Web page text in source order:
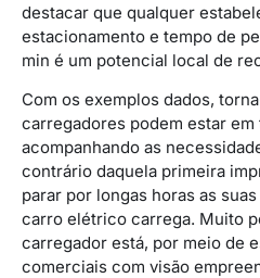
destacar que qualquer
estacionamento e tempo de
min é um potencial local de
Com os exemplos dados,
carregadores podem estar em
acompanhando as
contrário daquela primeira
parar por longas horas as
carro elétrico carrega. Muito
carregador está, por meio de
comerciais com visão